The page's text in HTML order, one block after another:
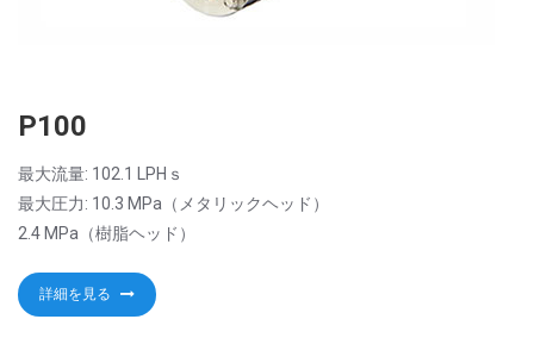
P100
最大流量: 102.1 LPHｓ
最大圧力: 10.3 MPa（メタリックヘッド）
2.4 MPa（樹脂ヘッド）
詳細を見る